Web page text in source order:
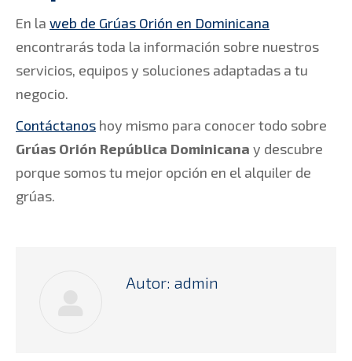
En la web de Grúas Orión en Dominicana
encontrarás toda la información sobre nuestros
servicios, equipos y soluciones adaptadas a tu
negocio.
Contáctanos hoy mismo para conocer todo sobre
Grúas Orión República Dominicana y descubre
porque somos tu mejor opción en el alquiler de
grúas.
Autor: admin